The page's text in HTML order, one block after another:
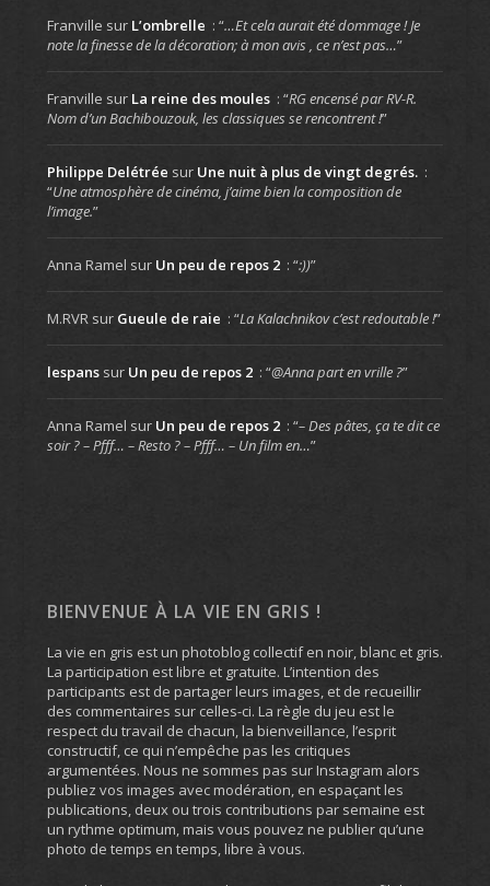
Franville sur L’ombrelle : “…Et cela aurait été dommage ! Je
note la finesse de la décoration; à mon avis , ce n’est pas…”
Franville sur La reine des moules : “RG encensé par RV-R.
Nom d’un Bachibouzouk, les classiques se rencontrent !”
Philippe Delétrée sur Une nuit à plus de vingt degrés. :
“Une atmosphère de cinéma, j’aime bien la composition de
l’image.”
Anna Ramel sur Un peu de repos 2 : “:))”
M.RVRsur Gueule de raie : “La Kalachnikov c’est redoutable !”
lespanssur Un peu de repos 2 : “@Anna part en vrille ?”
Anna Ramel sur Un peu de repos 2 : “– Des pâtes, ça te dit ce
soir ? – Pfff… – Resto ? – Pfff… – Un film en…”
BIENVENUE À LA VIE EN GRIS !
La vie en gris est un photoblog collectif en noir, blanc et gris.
La participation est libre et gratuite. L’intention des
participants est de partager leurs images, et de recueillir
des commentaires sur celles-ci. La règle du jeu est le
respect du travail de chacun, la bienveillance, l’esprit
constructif, ce qui n’empêche pas les critiques
argumentées. Nous ne sommes pas sur Instagram alors
publiez vos images avec modération, en espaçant les
publications, deux ou trois contributions par semaine est
un rythme optimum, mais vous pouvez ne publier qu’une
photo de temps en temps, libre à vous.